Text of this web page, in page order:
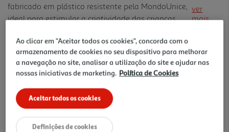
fabricado em plástico resistente pela MondoUnice,
ideal para estimular a criatividade das crianças
de altura, o conjunto inclui acessórios essenciais
como pá, ancin ho e moldes dos personagens
favoritos, sendo perfeito para dias de lazer na praia
ou no parque.
ver
mais
-20%
3,99 €
Promoção:
Notas de preparação
Ao clicar em "Aceitar todos os cookies", concorda com o
armazenamento de cookies no seu dispositivo para melhorar
a navegação no site, analisar a utilização do site e ajudar nas
nossas iniciativas de marketing. Política de Cookies
Aceitar todos os cookies
Definições de cookies